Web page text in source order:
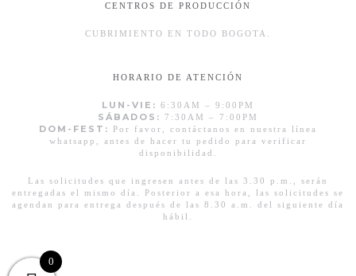
CENTROS DE PRODUCCIÓN
CUBRIMIENTO EN TODO BOGOTA.
HORARIO DE ATENCIÓN
LUN-VIE: 6:30AM – 9:00PM
SÁBADOS: 7:30AM – 7:00PM
DOM-FEST:
Por favor, contáctanos en nuestra línea
whatsapp, antes de hacer tu pedido para verificar
disponibilidad.
Las solicitudes que ingresen antes de las 3.30 p.m., serán
entregadas el mismo día. Posterior a esa hora, las solicitudes se
agendan para entrega después de las 8.30 a.m. del siguiente día
hábil.
0